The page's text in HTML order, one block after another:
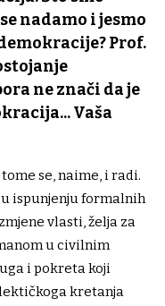
nadamo i jesmo
Prof.
ne znači da je
Vaša
se, naime, i radi.
ispunjenju formalnih
vlasti, želja za
u civilnim
i pokreta koji
kretanja